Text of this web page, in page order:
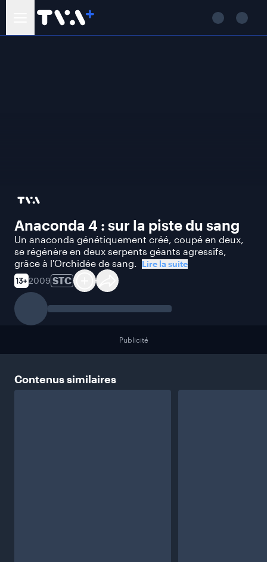
Anaconda 4 : sur la piste du sang
Un anaconda génétiquement créé, coupé en deux,
se régénère en deux serpents géants agressifs,
grâce à l'Orchidée de sang. Lire la suite
2009 STC
Publicité
Contenussimilaires